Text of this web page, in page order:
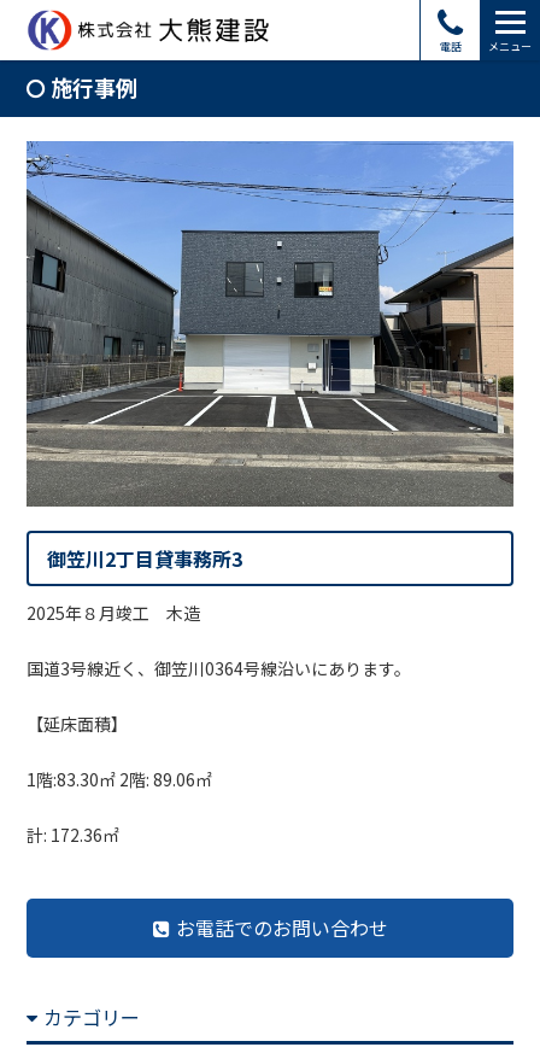
電話 メニュー
施行事例
御笠川2丁目貸事務所3
2025年８月竣工 木造
国道3号線近く、御笠川0364号線沿いにあります。
【延床面積】
1階:83.30㎡ 2階: 89.06㎡
計: 172.36㎡
お電話でのお問い合わせ
カテゴリー